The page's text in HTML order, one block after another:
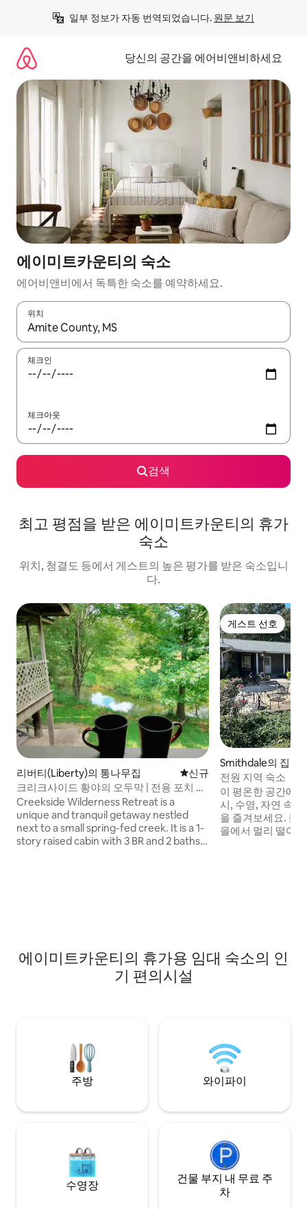
일부 정보가 자동 번역되었습니다. 원문 보기
당신의 공간을 에어비앤비하세요
에이미트카운티의 숙소
에어비앤비에서 독특한 숙소를 예약하세요.
위치
결과가 나오면 위·아래 화살표 키를 사용하거나 터치 또는 스와이
체크인
체크아웃
검색
최고 평점을 받은 에이미트카운티의 휴가
숙소
위치, 청결도 등에서 게스트의 높은 평가를 받은 숙소입니
다.
리버티(Liberty)의 통나무집 신규 숙소
신규
크리크사이드 황야의 오두막 | 전용 포치 +
침실 3개
Creekside Wilderness Retreat is a
unique and tranquil getaway nestled
next to a small spring-fed creek. It is a 1-
story raised cabin with 3 BR and 2 baths.
게스트 선호
게스트 선호
Smithdale의 집
전원 지역 숙소
이 평온한 공간에
시, 수영, 자연 속
을 즐겨보세요. 불
을에서 멀리 떨어
에이미트카운티의 휴가용 임대 숙소의 인
기 편의시설
주방 와이파이
수영장
건물 부지 내 무료 주
차